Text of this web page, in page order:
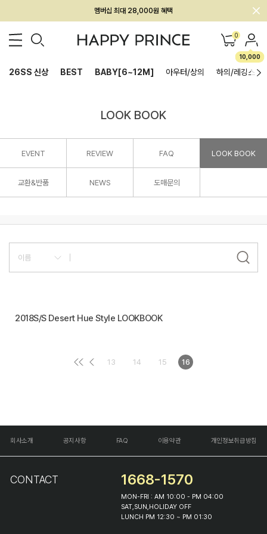
멤버십 최대 28,000원 혜택
0
10,000
26SS 신상 BEST BABY[6~12M] 아우터/상의 하의/레깅스
LOOK BOOK
EVENT REVIEW FAQ LOOK BOOK
교환&반품 NEWS 도매문의
2018S/S Desert Hue Style LOOKBOOK
13 14 15 16
회사소개 공지사항 FAQ 이용약관 개인정보취급방침
CONTACT 1668-1570
MON-FRI : AM 10:00 - PM 04:00
SAT,SUN,HOLIDAY OFF
LUNCH PM 12:30 ~ PM 01:30